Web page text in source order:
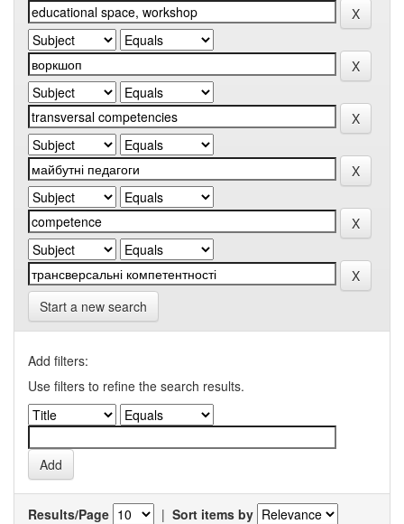
Start a new search
Add filters:
Use filters to refine the search results.
Results/Page | Sort items by